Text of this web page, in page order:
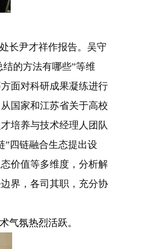
长尹才祥作报告。吴守
的方法有哪些”等维
面对科研成果凝练进行
国家和江苏省关于高校
培养与技术经理人团队
”四链融合生态提出设
价值等多维度，分析解
界，各司其职，充分协
气氛热烈活跃。